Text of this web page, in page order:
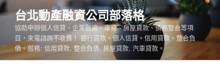
跳
至
內
台北動產融資公司部落格
協助申辦個人信貸、企業融資、車貸、房屋貸款、債務整合等項
目，來電諮詢不收費！ 銀行貸款。個人信貸。信用貸款。整合負
債。服務: 信用貸款, 整合負債, 房屋貸款, 汽車貸款。